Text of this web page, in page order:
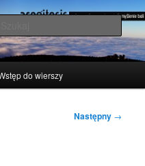
boli
do wierszy
Następny →